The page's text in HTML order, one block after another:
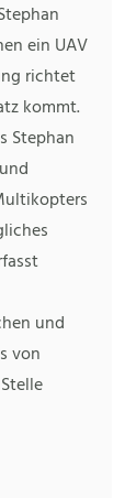
ein UAV
richtet
kommt.
Stephan
und
von